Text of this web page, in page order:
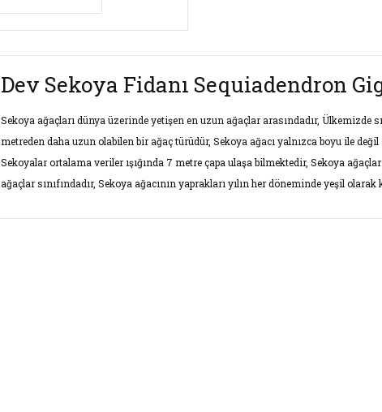
Dev Sekoya Fidanı Sequiadendron
Sekoya ağaçları dünya üzerinde yetişen en uzun ağaçlar arasındadır, Ülkemizde
metreden daha uzun olabilen bir ağaç türüdür, Sekoya ağacı yalnızca boyu ile
Sekoyalar ortalama veriler ışığında 7 metre çapa ulaşa bilmektedir, Sekoya
ağaçlar sınıfındadır, Sekoya ağacının yaprakları yılın her döneminde yeşil olarak